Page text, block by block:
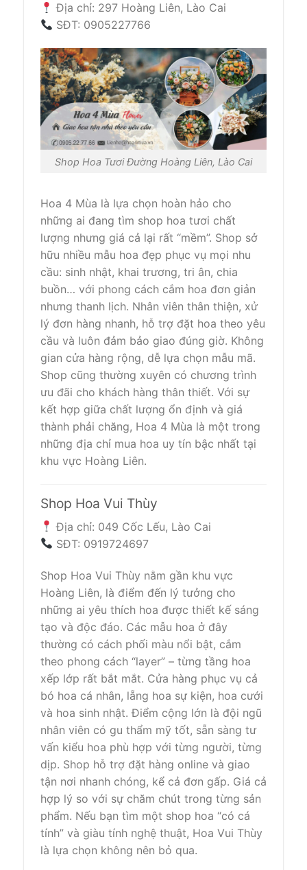
Địa chỉ: 297 Hoàng Liên, Lào Cai
SĐT: 0905227766
Shop Hoa Tươi Đường Hoàng Liên, Lào Cai
Hoa 4 Mùa là lựa chọn hoàn hảo cho
những ai đang tìm shop hoa tươi chất
lượng nhưng giá cả lại rất “mềm”. Shop sở
hữu nhiều mẫu hoa đẹp phục vụ mọi nhu
cầu: sinh nhật, khai trương, tri ân, chia
buồn… với phong cách cắm hoa đơn giản
nhưng thanh lịch. Nhân viên thân thiện, xử
lý đơn hàng nhanh, hỗ trợ đặt hoa theo yêu
cầu và luôn đảm bảo giao đúng giờ. Không
gian cửa hàng rộng, dễ lựa chọn mẫu mã.
Shop cũng thường xuyên có chương trình
ưu đãi cho khách hàng thân thiết. Với sự
kết hợp giữa chất lượng ổn định và giá
thành phải chăng, Hoa 4 Mùa là một trong
những địa chỉ mua hoa uy tín bậc nhất tại
khu vực Hoàng Liên.
Shop Hoa Vui Thùy
Địa chỉ: 049 Cốc Lếu, Lào Cai
SĐT: 0919724697
Shop Hoa Vui Thùy nằm gần khu vực
Hoàng Liên, là điểm đến lý tưởng cho
những ai yêu thích hoa được thiết kế sáng
tạo và độc đáo. Các mẫu hoa ở đây
thường có cách phối màu nổi bật, cắm
theo phong cách “layer” – từng tầng hoa
xếp lớp rất bắt mắt. Cửa hàng phục vụ cả
bó hoa cá nhân, lẵng hoa sự kiện, hoa cưới
và hoa sinh nhật. Điểm cộng lớn là đội ngũ
nhân viên có gu thẩm mỹ tốt, sẵn sàng tư
vấn kiểu hoa phù hợp với từng người, từng
dịp. Shop hỗ trợ đặt hàng online và giao
tận nơi nhanh chóng, kể cả đơn gấp. Giá cả
hợp lý so với sự chăm chút trong từng sản
phẩm. Nếu bạn tìm một shop hoa “có cá
tính” và giàu tính nghệ thuật, Hoa Vui Thùy
là lựa chọn không nên bỏ qua.